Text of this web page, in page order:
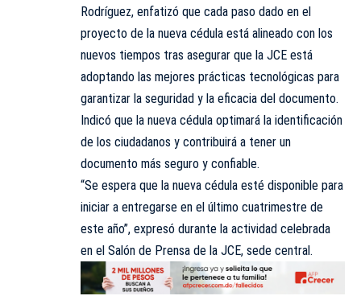
Rodríguez, enfatizó que cada paso dado en el
proyecto de la nueva cédula está alineado con los
nuevos tiempos tras asegurar que la JCE está
adoptando las mejores prácticas tecnológicas para
garantizar la seguridad y la eficacia del documento.
Indicó que la nueva cédula optimará la identificación
de los ciudadanos y contribuirá a tener un
documento más seguro y confiable.
“Se espera que la nueva cédula esté disponible para
iniciar a entregarse en el último cuatrimestre de
este año”, expresó durante la actividad celebrada
en el Salón de Prensa de la JCE, sede central.